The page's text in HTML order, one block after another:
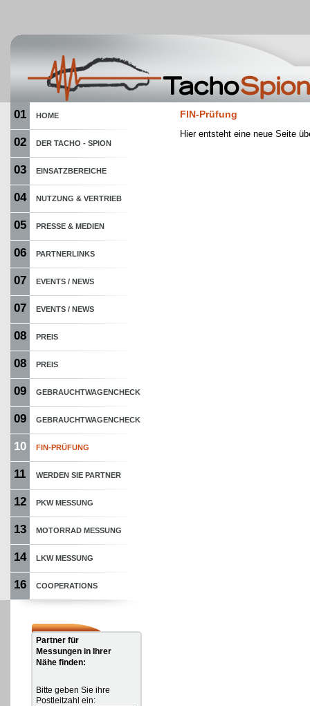
01 HOME
02 DER TACHO - SPION
03 EINSATZBEREICHE
04 NUTZUNG & VERTRIEB
05 PRESSE & MEDIEN
06 PARTNERLINKS
07 EVENTS / NEWS
07 EVENTS / NEWS
08 PREIS
08 PREIS
09 GEBRAUCHTWAGENCHECK
09 GEBRAUCHTWAGENCHECK
10 FIN-PRÜFUNG
11 WERDEN SIE PARTNER
12 PKW MESSUNG
13 MOTORRAD MESSUNG
14 LKW MESSUNG
16 COOPERATIONS
Partner für
Messungen in Ihrer
Nähe finden:
Bitte geben Sie ihre
Postleitzahl ein:
FIN-Prüfung
Hier entsteht eine neue Seite